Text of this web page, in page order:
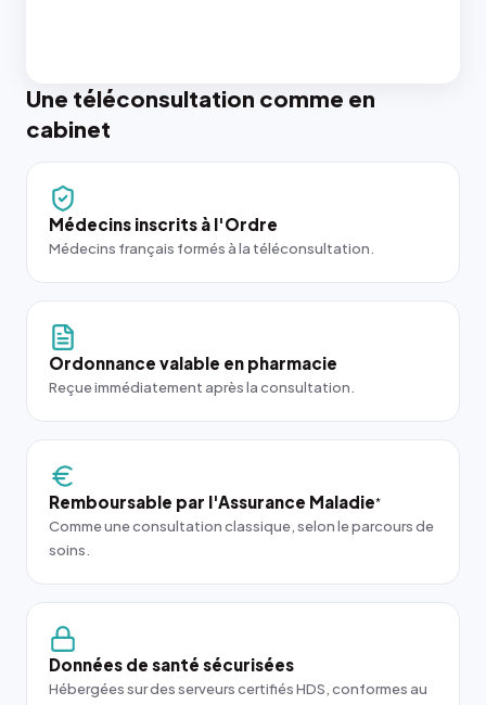
Une téléconsultation comme en
cabinet
Médecins inscrits à l'Ordre
Médecins français formés à la téléconsultation.
Ordonnance valable en pharmacie
Reçue immédiatement après la consultation.
Remboursable par l'Assurance Maladie*
Comme une consultation classique, selon le parcours de
soins.
Données de santé sécurisées
Hébergées sur des serveurs certifiés HDS, conformes au